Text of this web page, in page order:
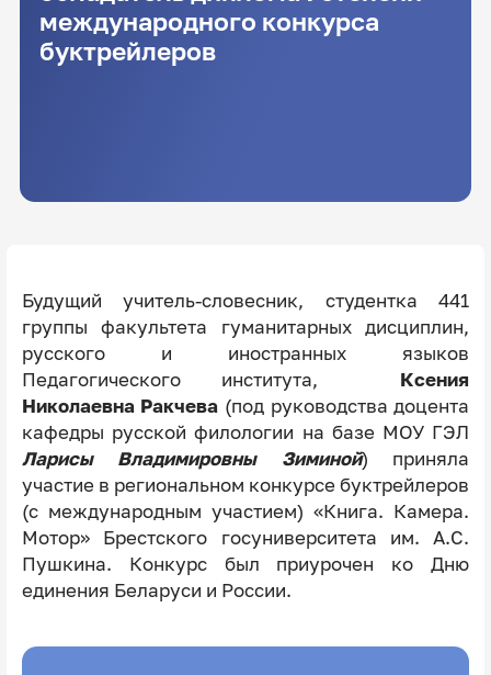
международного конкурса
буктрейлеров
Будущий учитель-словесник, студентка 441
группы факультета гуманитарных дисциплин,
русского и иностранных языков
Педагогического института, Ксения
Николаевна Ракчева (под руководства доцента
кафедры русской филологии на базе МОУ ГЭЛ
Ларисы Владимировны Зиминой) приняла
участие в региональном конкурсе буктрейлеров
(с международным участием) «Книга. Камера.
Мотор» Брестского госуниверситета им. А.С.
Пушкина. Конкурс был приурочен ко Дню
единения Беларуси и России.